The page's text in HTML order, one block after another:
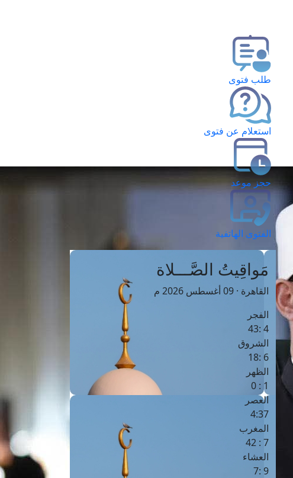
طلب فتوى
استعلام عن فتوى
حجز موعد
الفتوى الهاتفية
مَواقِيتُ الصَّـــلاة
القاهرة · 09 أغسطس 2026 م
الفجر
4 :43
الشروق
6 :18
الظهر
1 : 0
العصر
4:37
المغرب
7 : 42
العشاء
9 :7